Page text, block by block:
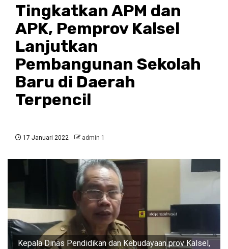
Tingkatkan APM dan
APK, Pemprov Kalsel
Lanjutkan
Pembangunan Sekolah
Baru di Daerah
Terpencil
17 Januari 2022 admin 1
Kepala Dinas Pendidikan dan Kebudayaan prov Kalsel,